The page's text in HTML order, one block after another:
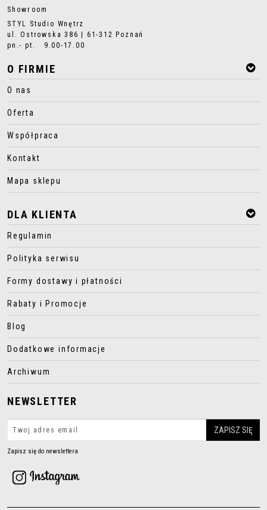
Showroom
STYL Studio Wnętrz
ul. Ostrowska 386 | 61-312 Poznań
pn.- pt. 9.00-17.00
O FIRMIE
O nas
Oferta
Współpraca
Kontakt
Mapa sklepu
DLA KLIENTA
Regulamin
Polityka serwisu
Formy dostawy i płatności
Rabaty i Promocje
Blog
Dodatkowe informacje
Archiwum
NEWSLETTER
Zapisz się do newslettera